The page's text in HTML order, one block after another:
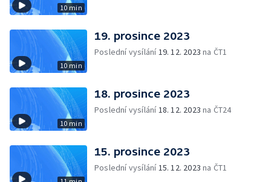
10 min
10 min
19. prosince 2023
Poslední vysílání19. 12. 2023 na ČT1
10 min
18. prosince 2023
Poslední vysílání18. 12. 2023 na ČT24
15. prosince 2023
Poslední vysílání15. 12. 2023 na ČT1